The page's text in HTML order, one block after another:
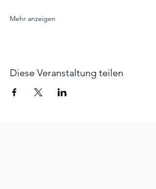
Mehr anzeigen
Diese Veranstaltung teilen